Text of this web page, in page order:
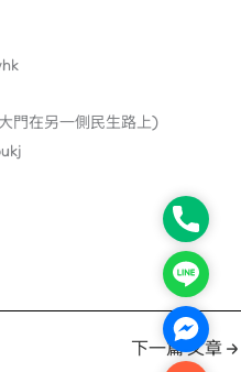
門在另一側民生路上)
下一篇 文章 →
Phone
Line